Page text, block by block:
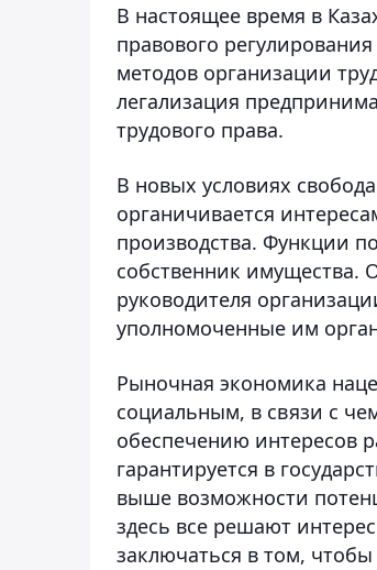
В настоящее время в
правового
методов организации
легализация
трудового права.
В новых условиях
органичивается
производства. Функции
собственник имущества.
руководителя
уполномоченные им
Рыночная экономика
социальным, в связи с
обеспечению интересов
гарантируется в
выше возможности
здесь все решают
заключаться в том,